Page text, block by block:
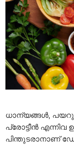
ധാന്യങ്ങള്‍,
പ്രോട്ടീന്‍ എന്നിവ
പിന്തുടരാനാണ്